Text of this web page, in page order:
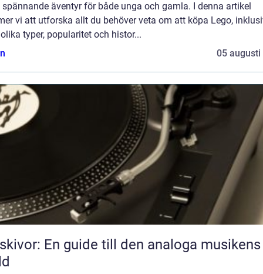
spännande äventyr för både unga och gamla. I denna artikel
vi att utforska allt du behöver veta om att köpa Lego,
typer, popularitet och histor...
05 augusti
En guide till den analoga musikens